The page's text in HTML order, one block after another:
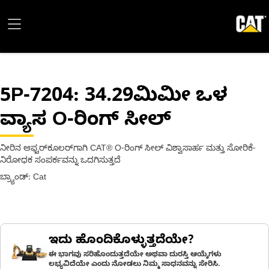
5P-7204: 34.29ಮಿಮೀ ಒಳ
ವ್ಯಾಸ O-ರಿಂಗ್ ಸೀಲ್
ನೀರಿನ ಆಫ್ಟರ್‌ಕೂಲರ್‌ಗಾಗಿ CAT® O-ರಿಂಗ್ ಸೀಲ್ ವಿಶ್ವಾಸಾರ್ಹ ಮತ್ತು ಸೋರಿಕೆ-
ನಿರೋಧಕ ಸಂಪರ್ಕವನ್ನು ಒದಗಿಸುತ್ತದೆ
ಬ್ರ್ಯಾಂಡ್: Cat
ಇದು ಹೊಂದಿಕೊಳ್ಳುತ್ತದೆಯೇ?
ಈ ಭಾಗವು ಸರಿಹೊಂದುತ್ತದೆಯೇ ಅಥವಾ ದುರಸ್ತಿ ಆಯ್ಕೆಗಳು
ಲಭ್ಯವಿದೆಯೇ ಎಂದು ನೋಡಲು ನಿಮ್ಮ ಸಾಧನವನ್ನು ಸೇರಿಸಿ.